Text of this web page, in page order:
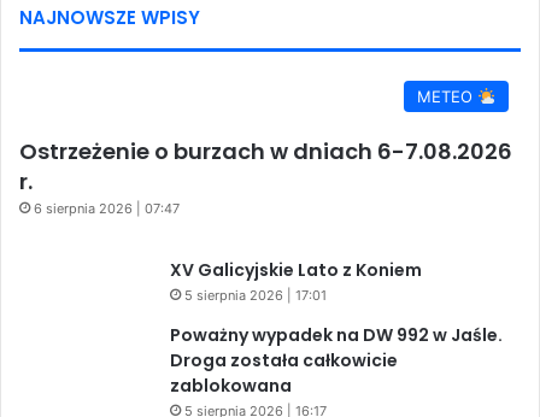
NAJNOWSZE WPISY
METEO
Ostrzeżenie o burzach w dniach 6-7.08.2026
r.
6 sierpnia 2026 | 07:47
XV Galicyjskie Lato z Koniem
5 sierpnia 2026 | 17:01
Poważny wypadek na DW 992 w Jaśle.
Droga została całkowicie
zablokowana
5 sierpnia 2026 | 16:17